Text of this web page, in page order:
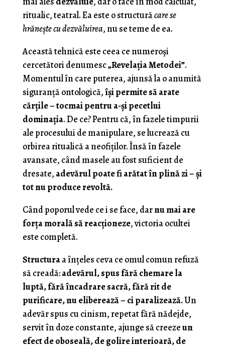
ritualic, teatral. Ea este o structurăcare se
hrănește cu dezvăluirea, nu se teme de ea.
Această tehnică este ceea ce numeroşi
cercetători denumesc„Revelația Metodei”.
Momentul în care puterea, ajunsă la o anumită
siguranță ontologică,își permite să arate
cărțile – tocmai pentru a-și pecetlui
dominația. De ce? Pentru că, în fazele timpurii
ale procesului de manipulare, se lucrează cu
orbirea ritualică a neofiților. Însă în fazele
avansate, când masele au fost suficient de
dresate, adevărul poate fi arătat în plină zi – și
tot nu produce revoltă.
Când poporul vede ce i se face, darnu mai are
forța morală să reacționeze, victoria ocultei
este completă.
Structuraa înțeles ceva ce omul comun refuză
să creadă:adevărul, spus fără chemare la
luptă, fără încadrare sacră, fără rit de
purificare, nu eliberează – ci paralizează.Un
adevăr spus cu cinism, repetat fără nădejde,
servit în doze constante, ajunge să creezeun
efect de oboseală, de golire interioară, de